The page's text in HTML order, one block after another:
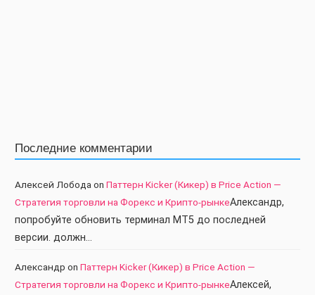
Последние комментарии
Алексей Лобода on Паттерн Kicker (Кикер) в Price Action —
Стратегия торговли на Форекс и Крипто-рынкеАлександр,
попробуйте обновить терминал МТ5 до последней
версии. должн…
Александр on Паттерн Kicker (Кикер) в Price Action —
Стратегия торговли на Форекс и Крипто-рынкеАлексей,